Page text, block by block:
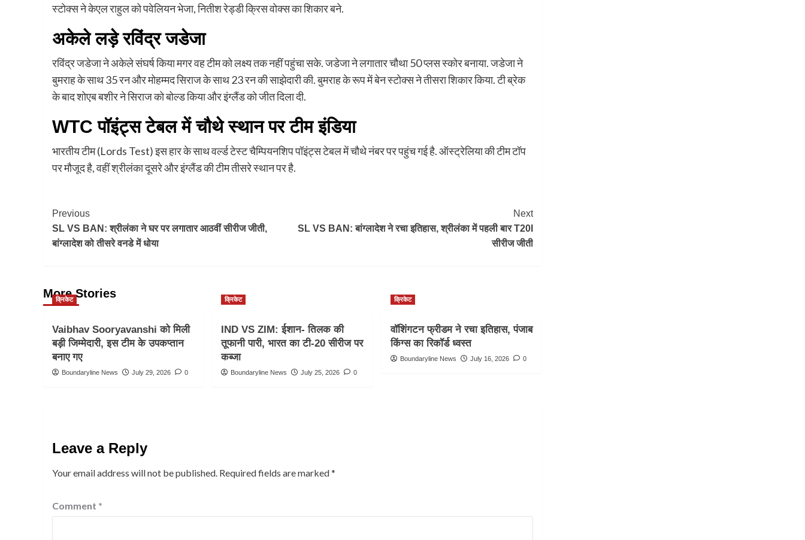
स्टोक्स ने केएल राहुल को पवेलियन भेजा, नितीश रेड्डी क्रिस वोक्स का शिकार बने.
अकेले लड़े रविंद्र जडेजा
रविंद्र जडेजा ने अकेले संघर्ष किया मगर वह टीम को लक्ष्य तक नहीं पहुंचा सके. जडेजा ने लगातार चौथा 50 प्लस स्कोर बनाया. जडेजा ने
बुमराह के साथ 35 रन और मोहम्मद सिराज के साथ 23 रन की साझेदारी की. बुमराह के रूप में बेन स्टोक्स ने तीसरा शिकार किया. टी ब्रेक
के बाद शोएब बशीर ने सिराज को बोल्ड किया और इंग्लैंड को जीत दिला दी.
WTC पॉइंट्स टेबल में चौथे स्थान पर टीम इंडिया
भारतीय टीम (Lords Test) इस हार के साथ वर्ल्ड टेस्ट चैम्पियनशिप पॉइंट्स टेबल में चौथे नंबर पर पहुंच गई है. ऑस्ट्रेलिया की टीम टॉप
पर मौजूद है, वहीं श्रीलंका दूसरे और इंग्लैंड की टीम तीसरे स्थान पर है.
Post
Navigation
Previous
SL VS BAN: श्रीलंका ने घर पर लगातार आठवीं सीरीज जीती,
बांग्लादेश को तीसरे वनडे में धोया
Next
SL VS BAN: बांग्लादेश ने रचा इतिहास, श्रीलंका में पहली बार T20I
सीरीज जीती
More Stories
क्रिकेट
Vaibhav Sooryavanshi को मिली
बड़ी जिम्मेदारी, इस टीम के उपकप्तान
बनाए गए
Boundaryline News July 29, 2026 0
क्रिकेट
IND VS ZIM: ईशान- तिलक की
तूफानी पारी, भारत का टी-20 सीरीज पर
कब्जा
Boundaryline News July 25, 2026 0
क्रिकेट
वॉशिंगटन फ्रीडम ने रचा इतिहास, पंजाब
किंग्स का रिकॉर्ड ध्वस्त
Boundaryline News July 16, 2026 0
Leave a Reply
Your email address will not be published. Required fields are marked*
Comment *